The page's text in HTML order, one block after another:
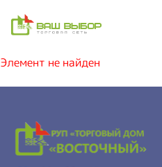
Элемент не найден